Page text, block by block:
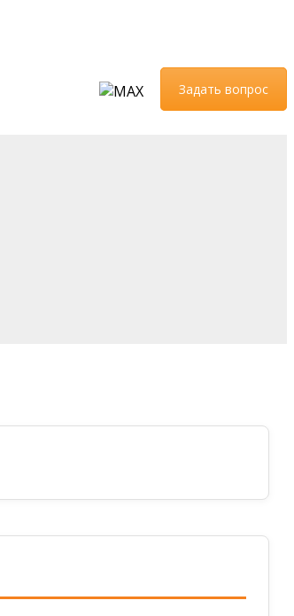
Задать вопрос